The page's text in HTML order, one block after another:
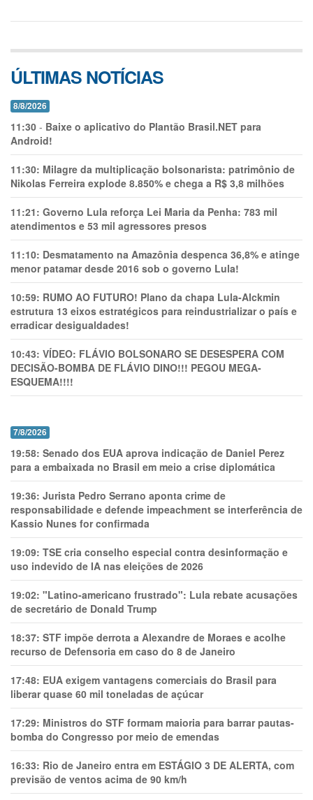
ÚLTIMAS NOTÍCIAS
8/8/2026
11:30 - Baixe o aplicativo do Plantão Brasil.NET para
Android!
11:30: Milagre da multiplicação bolsonarista: patrimônio de
Nikolas Ferreira explode 8.850% e chega a R$ 3,8 milhões
11:21: Governo Lula reforça Lei Maria da Penha: 783 mil
atendimentos e 53 mil agressores presos
11:10: Desmatamento na Amazônia despenca 36,8% e atinge
menor patamar desde 2016 sob o governo Lula!
10:59: RUMO AO FUTURO! Plano da chapa Lula-Alckmin
estrutura 13 eixos estratégicos para reindustrializar o país e
erradicar desigualdades!
10:43: VÍDEO: FLÁVIO BOLSONARO SE DESESPERA COM
DECISÃO-BOMBA DE FLÁVIO DINO!!! PEGOU MEGA-
ESQUEMA!!!!
7/8/2026
19:58: Senado dos EUA aprova indicação de Daniel Perez
para a embaixada no Brasil em meio a crise diplomática
19:36: Jurista Pedro Serrano aponta crime de
responsabilidade e defende impeachment se interferência de
Kassio Nunes for confirmada
19:09: TSE cria conselho especial contra desinformação e
uso indevido de IA nas eleições de 2026
19:02: "Latino-americano frustrado": Lula rebate acusações
de secretário de Donald Trump
18:37: STF impõe derrota a Alexandre de Moraes e acolhe
recurso de Defensoria em caso do 8 de Janeiro
17:48: EUA exigem vantagens comerciais do Brasil para
liberar quase 60 mil toneladas de açúcar
17:29: Ministros do STF formam maioria para barrar pautas-
bomba do Congresso por meio de emendas
16:33: Rio de Janeiro entra em ESTÁGIO 3 DE ALERTA, com
previsão de ventos acima de 90 km/h